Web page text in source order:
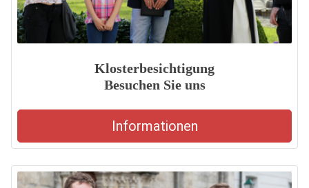
Klosterbesichtigung
Besuchen Sie uns
Informationen